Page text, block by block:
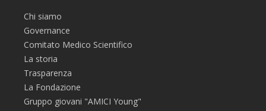
Chi siamo
Governance
Comitato Medico Scientifico
La storia
Trasparenza
La Fondazione
Gruppo giovani "AMICI Young"